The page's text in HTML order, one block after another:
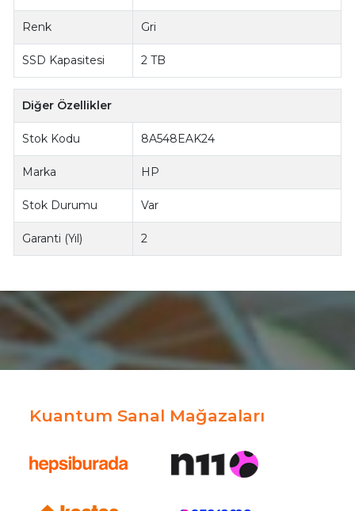
Renk Gri
SSD Kapasitesi 2 TB
Diğer Özellikler
Stok Kodu 8A548EAK24
Marka HP
Stok Durumu Var
Garanti (Yıl) 2
Kuantum Sanal Mağazaları